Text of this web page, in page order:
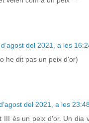
del 2021, a les
he dit pas un peix d'or)
del 2021, a les 23:48
III és un peix d'or. Un dia